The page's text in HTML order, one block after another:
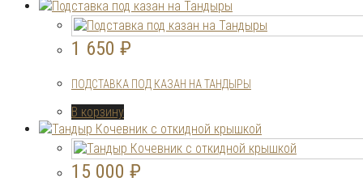
1 650 ₽
ПОДСТАВКА ПОД КАЗАН НА ТАНДЫРЫ
В корзину
15 000 ₽